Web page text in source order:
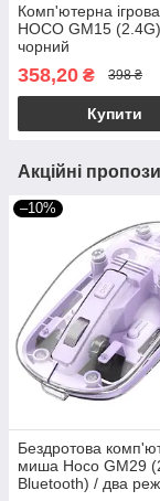
Комп'ютерна
HOCO GM15 (2.4G)
чорний
358,20 ₴ 398 ₴
Купити
Акційні
–10%
Бездротова
миша Hoco GM29
Bluetooth) / два